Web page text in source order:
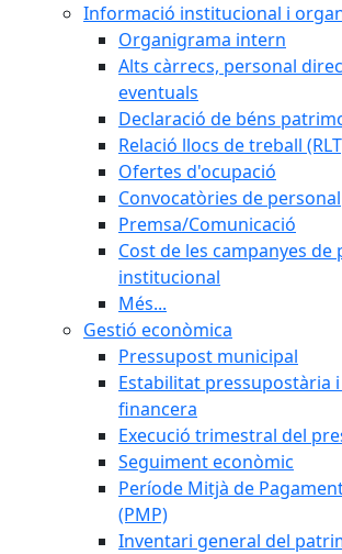
Informació institucional i
Organigrama intern
Alts càrrecs, personal
eventuals
Declaració de béns
Relació llocs de treball
Ofertes d'ocupació
Convocatòries de personal
Premsa/Comunicació
Cost de les campanyes
institucional
Més...
Gestió econòmica
Pressupost municipal
Estabilitat pressupostària
financera
Execució trimestral del
Seguiment econòmic
Període Mitjà de
(PMP)
Inventari general del